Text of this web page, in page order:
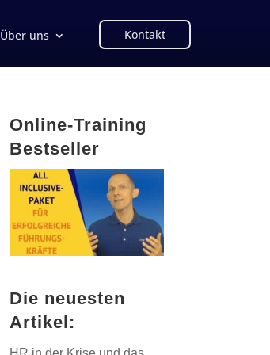
Über uns Kontakt
Online-Training
Bestseller
Die neuesten
Artikel: